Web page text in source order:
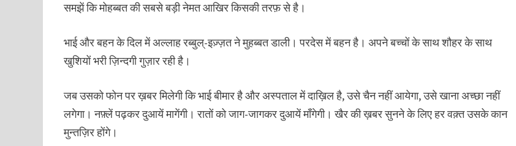
समझें कि मोहब्बत की सबसे बड़ी नेमत आखिर किसकी तरफ़ से है।
भाई और बहन के दिल में अल्लाह रब्बुल्-इज़्ज़त ने मुहब्बत डाली। परदेस में बहन है। अपने बच्चों के साथ शौहर के साथ
खुशियों भरी ज़िन्दगी गुज़ार रही है।
जब उसको फोन पर ख़बर मिलेगी कि भाई बीमार है और अस्पताल में दाख़िल है, उसे चैन नहीं आयेगा, उसे खाना अच्छा नहीं
लगेगा। नफ़्लें पढ़कर दुआयें मागेंगी। रातों को जाग-जागकर दुआयें माँगेगी। खैर की ख़बर सुनने के लिए हर वक़्त उसके कान
मुन्तज़िर होंगे।